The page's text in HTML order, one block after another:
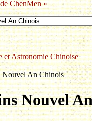
ChenMen»
et Astronomie Chinoise
Nouvel An Chinois
Nouvel